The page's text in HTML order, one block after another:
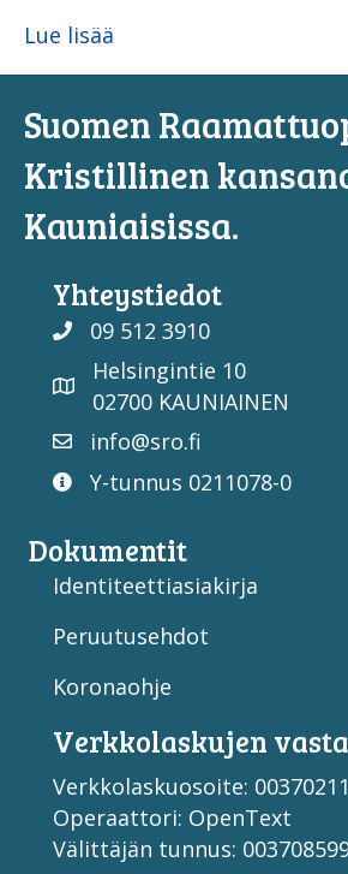
Lue lisää
Suomen
Kristillinen
Kauniaisissa.
Yhteystiedot
09 512 3910
Helsingintie 10
02700 KAUNIAINEN
info@sro.fi
Y-tunnus 0211078-0
Dokumentit
Identiteettiasiakirja
Peruutusehdot
Koronaohje
Verkko­laskujen
Verkkolaskuosoite:
Operaattori: OpenText
Välittäjän tunnus: